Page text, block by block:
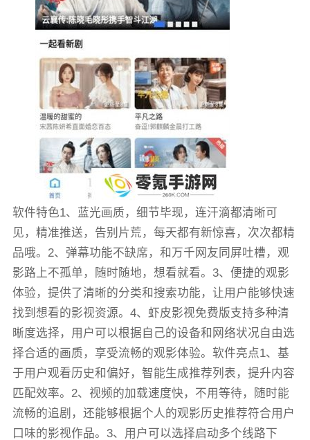
软件特色1、蓝光画质，细节毕现，连汗滴都清晰可
见，精准推送，告别片荒，每天都有新惊喜，次次都精
品哦。2、弹幕功能不缺席，和万千网友同屏吐槽，观
影路上不孤单，随时随地，想看就看。3、便捷的观影
体验，提供了清晰的分类和搜索功能，让用户能够快速
找到想看的影视资源。4、虾皮影视免费版支持多种清
晰度选择，用户可以根据自己的设备和网络状况自由选
择合适的画质，享受流畅的观影体验。软件亮点1、基
于用户观看历史和偏好，智能生成推荐列表，提升内容
匹配效率。2、视频的加载速度快，不用等待，随时能
流畅的追剧，还能够根据个人的观影历史推荐符合用户
口味的影视作品。3、用户可以选择启动多个线路下